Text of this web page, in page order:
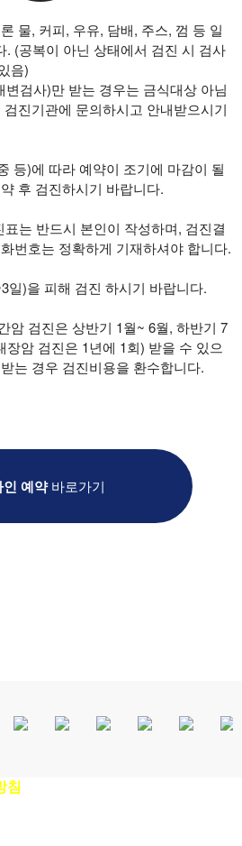
물, 커피, 우유, 담배, 주스, 껌 등 일
. (공복이 아닌 상태에서 검진 시 검사
음)
검사)만 받는 경우는 금식대상 아님
검진기관에 문의하시고 안내받으시기
등)에 따라 예약이 조기에 마감이 될
후 검진하시기 바랍니다.
는 반드시 본인이 작성하며, 검진결
번호는 정확하게 기재하셔야 합니다.
일)을 피해 검진 하시기 바랍니다.
암 검진은 상반기 1월~ 6월, 하반기 7
장암 검진은 1년에 1회) 받을 수 있으
는 경우 검진비용을 환수합니다.
인 예약바로가기
침